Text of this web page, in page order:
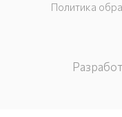
Политика